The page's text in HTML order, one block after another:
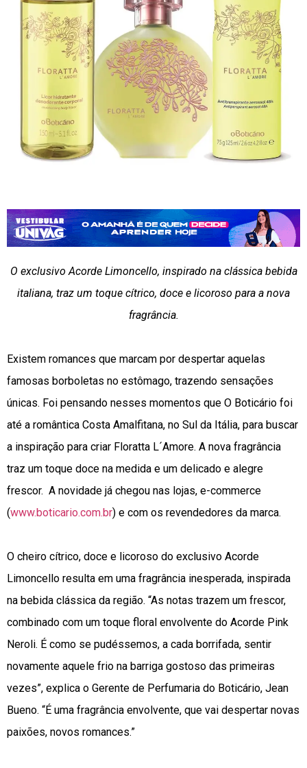
O exclusivo Acorde Limoncello, inspirado na clássica bebida
italiana, traz um toque cítrico, doce e licoroso para a nova
fragrância.
Existem romances que marcam por despertar aquelas
famosas borboletas no estômago, trazendo sensações
únicas. Foi pensando nesses momentos que O Boticário foi
até a romântica Costa Amalfitana, no Sul da Itália, para buscar
a inspiração para criar Floratta L´Amore. A nova fragrância
traz um toque doce na medida e um delicado e alegre
frescor. A novidade já chegou nas lojas, e-commerce
(www.boticario.com.br) e com os revendedores da marca.
O cheiro cítrico, doce e licoroso do exclusivo Acorde
Limoncello resulta em uma fragrância inesperada, inspirada
na bebida clássica da região. “As notas trazem um frescor,
combinado com um toque floral envolvente do Acorde Pink
Neroli. É como se pudéssemos, a cada borrifada, sentir
novamente aquele frio na barriga gostoso das primeiras
vezes”, explica o Gerente de Perfumaria do Boticário, Jean
Bueno. “É uma fragrância envolvente, que vai despertar novas
paixões, novos romances.”